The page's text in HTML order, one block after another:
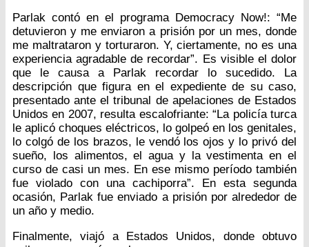
Parlak contó en el programa Democracy Now!: “Me
detuvieron y me enviaron a prisión por un mes, donde
me maltrataron y torturaron. Y, ciertamente, no es una
experiencia agradable de recordar”. Es visible el dolor
que le causa a Parlak recordar lo sucedido. La
descripción que figura en el expediente de su caso,
presentado ante el tribunal de apelaciones de Estados
Unidos en 2007, resulta escalofriante: “La policía turca
le aplicó choques eléctricos, lo golpeó en los genitales,
lo colgó de los brazos, le vendó los ojos y lo privó del
sueño, los alimentos, el agua y la vestimenta en el
curso de casi un mes. En ese mismo período también
fue violado con una cachiporra”. En esta segunda
ocasión, Parlak fue enviado a prisión por alrededor de
un año y medio.
Finalmente, viajó a Estados Unidos, donde obtuvo